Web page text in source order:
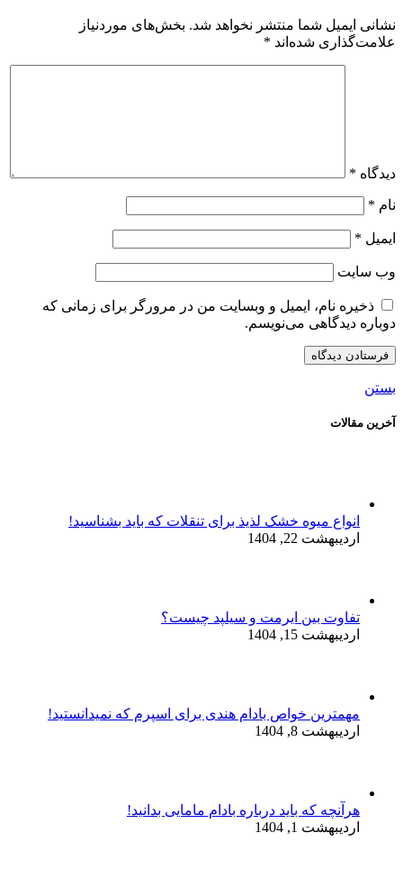
نشانی ایمیل شما منتشر نخواهد شد. بخش‌های موردنیاز
علامت‌گذاری شده‌اند *
دیدگاه *
نام *
ایمیل *
وب‌ سایت
ذخیره نام، ایمیل و وبسایت من در مرورگر برای زمانی که
دوباره دیدگاهی می‌نویسم.
بستن
آخرین مقالات
انواع میوه خشک لذیذ برای تنقلات که باید بشناسید!
اردیبهشت 22, 1404
تفاوت بین ایرمت و سیلپد چیست؟
اردیبهشت 15, 1404
مهمترین خواص بادام هندی برای اسپرم که نمیدانستید!
اردیبهشت 8, 1404
هرآنچه که باید درباره بادام مامایی بدانید!
اردیبهشت 1, 1404